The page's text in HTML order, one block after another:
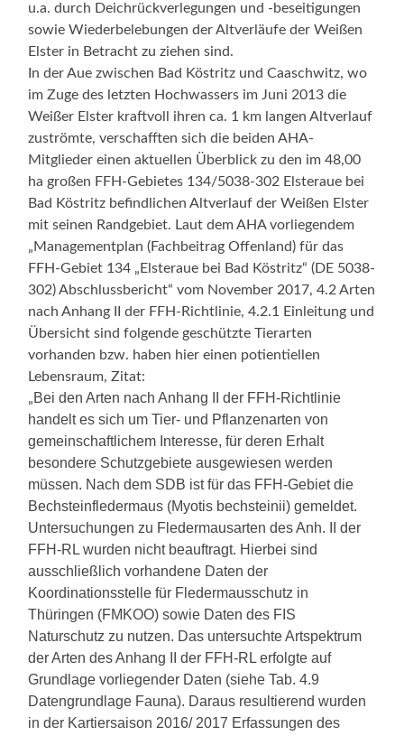
u.a. durch Deichrückverlegungen und -beseitigungen
sowie Wiederbelebungen der Altverläufe der Weißen
Elster in Betracht zu ziehen sind.
In der Aue zwischen Bad Köstritz und Caaschwitz, wo
im Zuge des letzten Hochwassers im Juni 2013 die
Weißer Elster kraftvoll ihren ca. 1 km langen Altverlauf
zuströmte, verschafften sich die beiden AHA-
Mitglieder einen aktuellen Überblick zu den im 48,00
ha großen FFH-Gebietes 134/5038-302 Elsteraue bei
Bad Köstritz befindlichen Altverlauf der Weißen Elster
mit seinen Randgebiet. Laut dem AHA vorliegendem
„Managementplan (Fachbeitrag Offenland) für das
FFH-Gebiet 134 „Elsteraue bei Bad Köstritz“ (DE 5038-
302) Abschlussbericht“ vom November 2017, 4.2 Arten
nach Anhang II der FFH-Richtlinie, 4.2.1 Einleitung und
Übersicht sind folgende geschützte Tierarten
vorhanden bzw. haben hier einen potientiellen
Lebensraum, Zitat:
„Bei den Arten nach Anhang II der FFH-Richtlinie
handelt es sich um Tier- und Pflanzenarten von
gemeinschaftlichem Interesse, für deren Erhalt
besondere Schutzgebiete ausgewiesen werden
müssen. Nach dem SDB ist für das FFH-Gebiet die
Bechsteinfledermaus (Myotis bechsteinii) gemeldet.
Untersuchungen zu Fledermausarten des Anh. II der
FFH-RL wurden nicht beauftragt. Hierbei sind
ausschließlich vorhandene Daten der
Koordinationsstelle für Fledermausschutz in
Thüringen (FMKOO) sowie Daten des FIS
Naturschutz zu nutzen. Das untersuchte Artspektrum
der Arten des Anhang II der FFH-RL erfolgte auf
Grundlage vorliegender Daten (siehe Tab. 4.9
Datengrundlage Fauna). Daraus resultierend wurden
in der Kartiersaison 2016/ 2017 Erfassungen des